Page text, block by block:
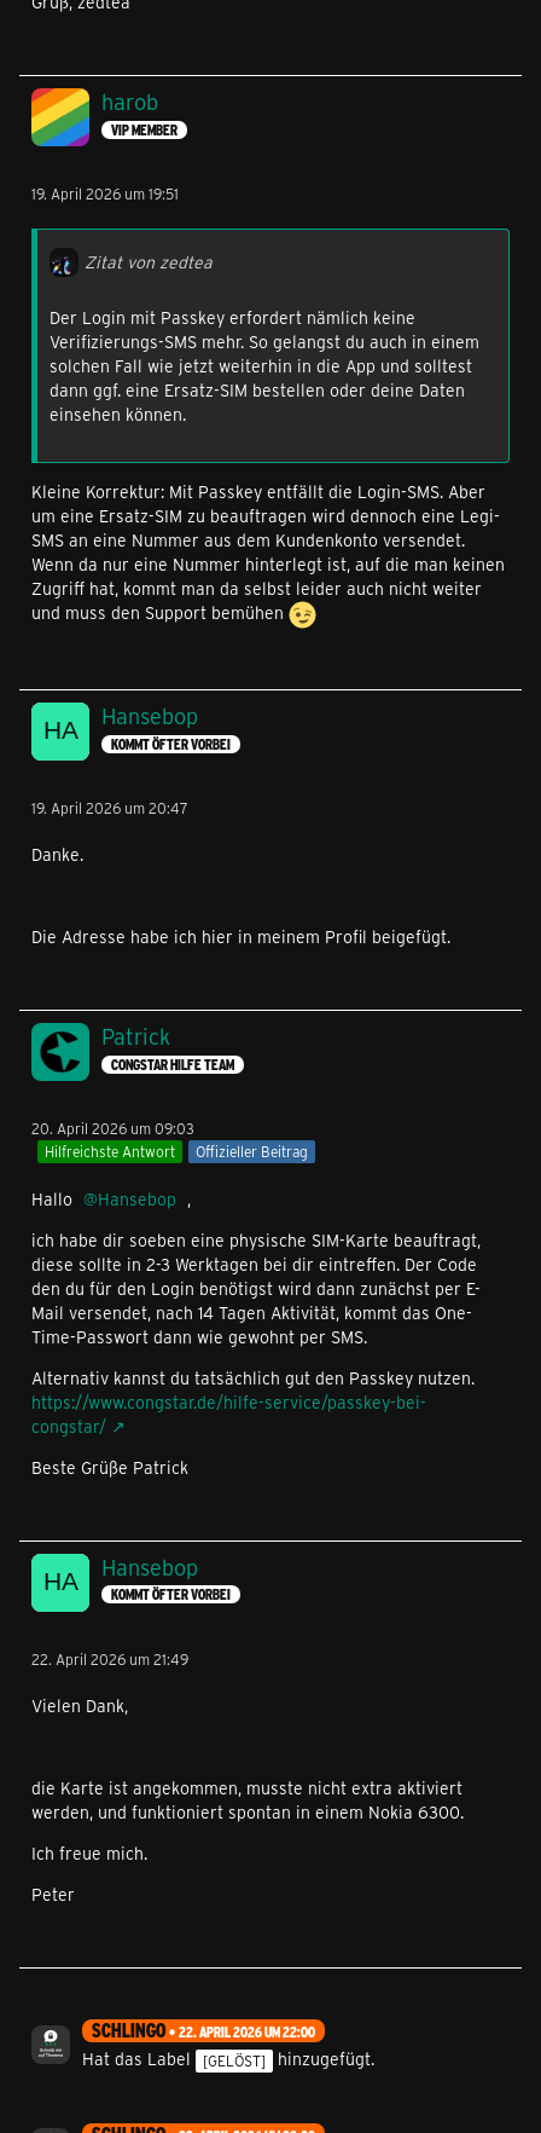
harob
VIP MEMBER
19. April 2026 um 19:51
Zitat von zedtea
Der Login mit Passkey erfordert nämlich keine
Verifizierungs-SMS mehr. So gelangst du auch in einem
solchen Fall wie jetzt weiterhin in die App und solltest
dann ggf. eine Ersatz-SIM bestellen oder deine Daten
einsehen können.
Kleine Korrektur: Mit Passkey entfällt die Login-SMS. Aber
um eine Ersatz-SIM zu beauftragen wird dennoch eine Legi-
SMS an eine Nummer aus dem Kundenkonto versendet.
Wenn da nur eine Nummer hinterlegt ist, auf die man keinen
Zugriff hat, kommt man da selbst leider auch nicht weiter
und muss den Support bemühen
Hansebop
KOMMT ÖFTER VORBEI
19. April 2026 um 20:47
Danke.
Die Adresse habe ich hier in meinem Profil beigefügt.
Patrick
CONGSTAR HILFE TEAM
20. April 2026 um 09:03
Hilfreichste Antwort
Offizieller Beitrag
Hallo Hansebop ,
ich habe dir soeben eine physische SIM-Karte beauftragt,
diese sollte in 2-3 Werktagen bei dir eintreffen. Der Code
den du für den Login benötigst wird dann zunächst per E-
Mail versendet, nach 14 Tagen Aktivität, kommt das One-
Time-Passwort dann wie gewohnt per SMS.
Alternativ kannst du tatsächlich gut den Passkey nutzen.
https://www.congstar.de/hilfe-service/passkey-bei-
congstar/
Beste Grüße Patrick
Hansebop
KOMMT ÖFTER VORBEI
22. April 2026 um 21:49
Vielen Dank,
die Karte ist angekommen, musste nicht extra aktiviert
werden, und funktioniert spontan in einem Nokia 6300.
Ich freue mich.
Peter
SCHLINGO 22. APRIL 2026 UM 22:00
Hat das Label [GELÖST] hinzugefügt.